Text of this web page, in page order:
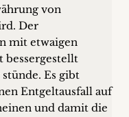
von
Der
mit etwaigen
bessergestellt
Es gibt
Entgeltausfall auf
und damit die